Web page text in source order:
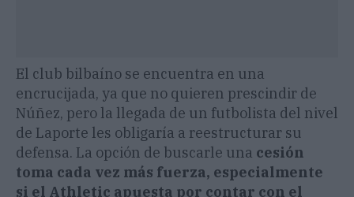
El club bilbaíno se encuentra en una
encrucijada, ya que no quieren prescindir de
Núñez, pero la llegada de un futbolista del nivel
de Laporte les obligaría a reestructurar su
defensa. La opción de buscarle una cesión
toma cada vez más fuerza, especialmente
si el Athletic apuesta por contar con el